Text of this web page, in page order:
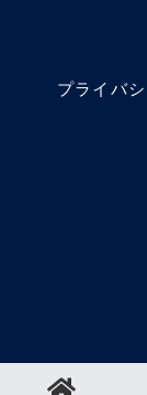
プライバ